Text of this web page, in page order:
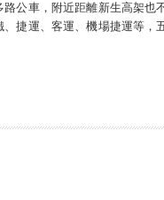
公車，附近距離新生高架也
捷運、客運、機場捷運等，